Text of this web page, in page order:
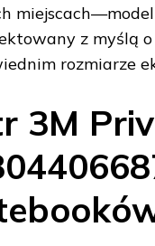
miejscach—model
z myślą
rozmiarze
3M